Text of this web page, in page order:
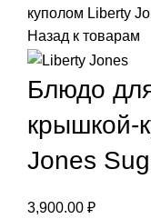
куполом Liberty
Назад к товарам
Блюдо
крышкой-
Jones
3,900.00 ₽